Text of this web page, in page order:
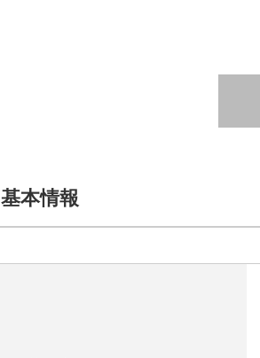
基本情報